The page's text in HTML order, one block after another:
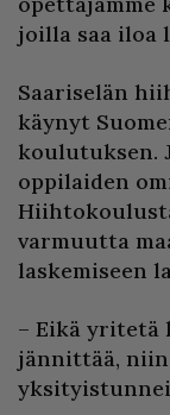
joilla saa iloa
Saariselän
käynyt
koulutuksen.
oppilaiden
varmuutta
laskemiseen
– Eikä yritetä
jännittää,